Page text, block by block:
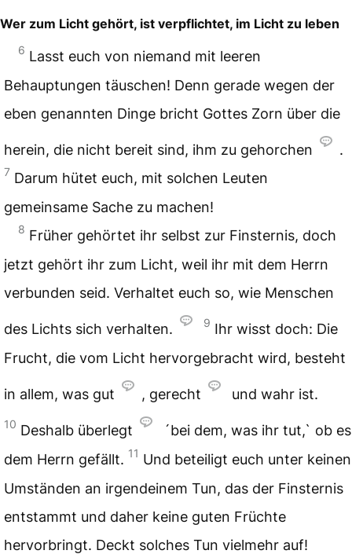
Wer zum Licht gehört, ist verpflichtet, im Licht zu leben
6 Lasst euch von niemand mit leeren
Behauptungen täuschen! Denn gerade wegen der
eben genannten Dinge bricht Gottes Zorn über die
herein, die nicht bereit sind, ihm zu gehorchen .
7 Darum hütet euch, mit solchen Leuten
gemeinsame Sache zu machen!
8 Früher gehörtet ihr selbst zur Finsternis, doch
jetzt gehört ihr zum Licht, weil ihr mit dem Herrn
verbunden seid. Verhaltet euch so, wie Menschen
des Lichts sich verhalten. 9 Ihr wisst doch: Die
Frucht, die vom Licht hervorgebracht wird, besteht
in allem, was gut , gerecht und wahr ist.
10 Deshalb überlegt
´bei dem, was ihr tut,` ob es
dem Herrn gefällt. 11 Und beteiligt euch unter keinen
Umständen an irgendeinem Tun, das der Finsternis
entstammt und daher keine guten Früchte
hervorbringt. Deckt solches Tun vielmehr auf!